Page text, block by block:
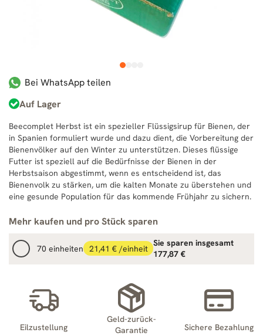
1
Bei WhatsApp teilen
Auf Lager
Mehr kaufen und pro Stück sparen
70 einheiten 21,41 € /einheit
Sie sparen insgesamt
177,87 €
Beecomplet Herbst ist ein spezieller Flüssigsirup für Bienen, der
in Spanien formuliert wurde und dazu dient, die Vorbereitung der
Bienenvölker auf den Winter zu unterstützen. Dieses flüssige
Futter ist speziell auf die Bedürfnisse der Bienen in der
Herbstsaison abgestimmt, wenn es entscheidend ist, das
Bienenvolk zu stärken, um die kalten Monate zu überstehen und
eine gesunde Population für das kommende Frühjahr zu sichern.
Eilzustellung
Geld-zurück-
Garantie
Sichere Bezahlung